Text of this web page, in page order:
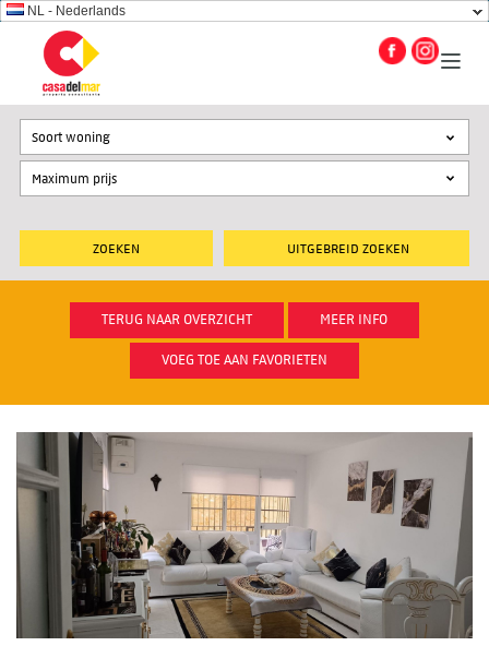
NL - Nederlands
UITGEBREID ZOEKEN
Soort woning
TERUG NAAR OVERZICHT MEER INFO
VOEG TOE AAN FAVORIETEN